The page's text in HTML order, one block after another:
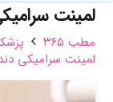
لمینت
مطب ۳۶۵
لمینت سرامیکی